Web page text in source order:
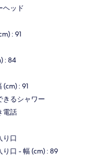
ヘッド
: 91
: 84
: 91
きるシャワー
電話
り口
口 - 幅 (cm) : 89